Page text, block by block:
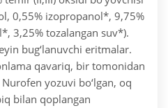
0,55% izopropanol*, 9,75%
3,25% tozalangan suv*).
bug‘lanuvchi eritmalar.
qavariq, bir tomonidan
yozuvi bo‘lgan, oq
bilan qoplangan